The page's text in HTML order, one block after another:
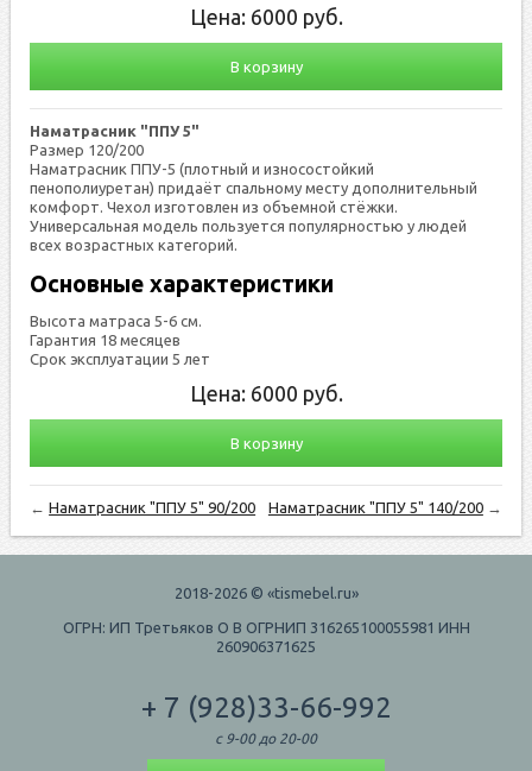
Цена: 6000 руб.
В корзину
Наматрасник "ППУ 5"
Размер 120/200
Наматрасник ППУ-5 (плотный и износостойкий
пенополиуретан) придаёт спальному месту дополнительный
комфорт. Чехол изготовлен из объемной стёжки.
Универсальная модель пользуется популярностью у людей
всех возрастных категорий.
Основные характеристики
Высота матраса 5-6 см.
Гарантия 18 месяцев
Срок эксплуатации 5 лет
Цена: 6000 руб.
В корзину
←Наматрасник "ППУ 5" 90/200 Наматрасник "ППУ 5" 140/200→
2018-2026 © «tismebel.ru»
ОГРН: ИП Третьяков О В ОГРНИП 316265100055981 ИНН
260906371625
+ 7 (928)33-66-992
с 9-00 до 20-00